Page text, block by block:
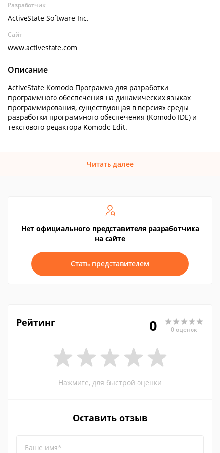
Разработчик
ActiveState Software Inc.
Сайт
www.activestate.com
Описание
ActiveState Komodo Программа для разработки
программного обеспечения на динамических языках
программирования, существующая в версиях среды
разработки программного обеспечения (Komodo IDE) и
текстового редактора Komodo Edit.
Читать далее
Нет официального представителя разработчика
на сайте
Стать представителем
Рейтинг 0 0 оценок
Нажмите, для быстрой оценки
Оставить отзыв
Ваше имя*